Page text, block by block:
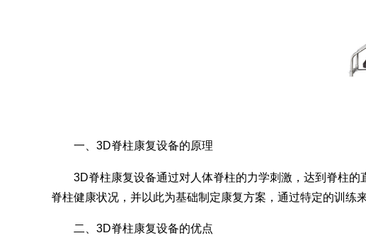
一、3D脊柱康复设备的原理
3D脊柱康复设备通过对人体脊柱的力学刺激，达到脊柱
脊柱健康状况，并以此为基础制定康复方案，通过特定的训练
二、3D脊柱康复设备的优点